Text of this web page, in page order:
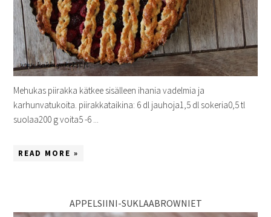
Mehukas piirakka kätkee sisälleen ihania vadelmia ja
karhunvatukoita. piirakkataikina: 6 dl jauhoja1,5 dl sokeria0,5 tl
suolaa200 g voita5 -6 ...
READ MORE »
APPELSIINI-SUKLAABROWNIET